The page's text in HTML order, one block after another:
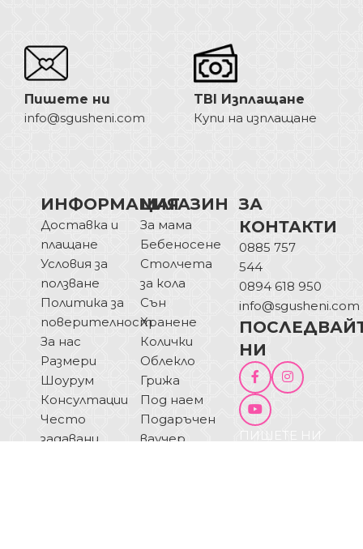
Пишете ни
info@sgusheni.com
TBI Изплащане
Купи на изплащане
ИНФОРМАЦИЯ
Доставка и
плащане
Условия за
ползване
Политика за
поверителност
За нас
Размери
Шоурум
Консултации
Често
задавани
МАГАЗИН
За мама
Бебеносене
Столчета
за кола
Сън
Хранене
Колички
Облекло
Грижа
Под наем
Подаръчен
ваучер
ЗА
КОНТАКТИ
0885 757
544
0894 618 950
info@sgusheni.com
НИ